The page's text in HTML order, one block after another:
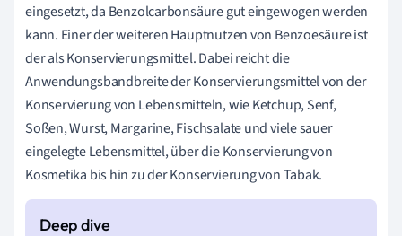
eingesetzt, da Benzolcarbonsäure gut eingewogen werden
kann. Einer der weiteren Hauptnutzen von Benzoesäure ist
der als Konservierungsmittel. Dabei reicht die
Anwendungsbandbreite der Konservierungsmittel von der
Konservierung von Lebensmitteln, wie Ketchup, Senf,
Soßen, Wurst, Margarine, Fischsalate und viele sauer
eingelegte Lebensmittel, über die Konservierung von
Kosmetika bis hin zu der Konservierung von Tabak.